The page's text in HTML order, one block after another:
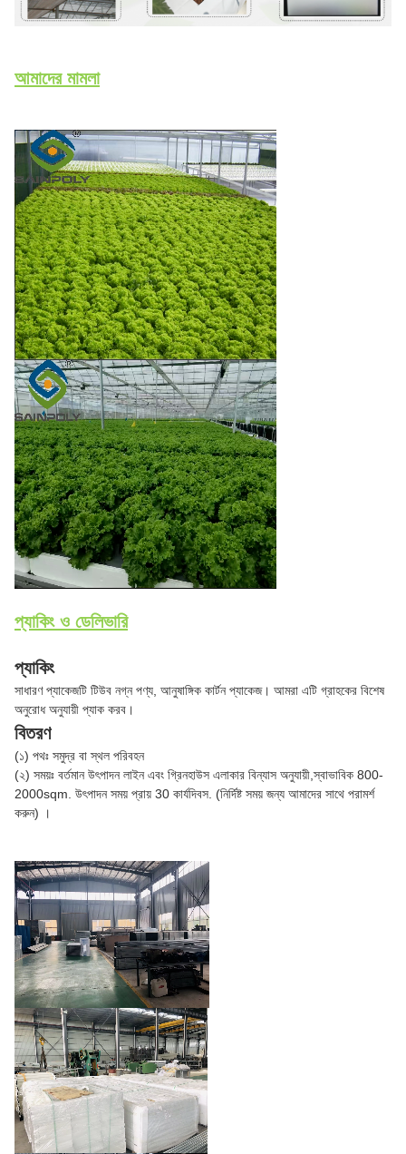
আমাদের মামলা
প্যাকিং ও ডেলিভারি
প্যাকিং
সাধারণ প্যাকেজটি টিউব নগ্ন পণ্য, আনুষাঙ্গিক কার্টন প্যাকেজ। আমরা এটি গ্রাহকের বিশেষ
অনুরোধ অনুযায়ী প্যাক করব।
বিতরণ
(১) পথঃ সমুদ্র বা স্থল পরিবহন
(২) সময়ঃ বর্তমান উৎপাদন লাইন এবং গ্রিনহাউস এলাকার বিন্যাস অনুযায়ী,স্বাভাবিক 800-
2000sqm. উৎপাদন সময় প্রায় 30 কার্যদিবস. (নির্দিষ্ট সময় জন্য আমাদের সাথে পরামর্শ
করুন) ।